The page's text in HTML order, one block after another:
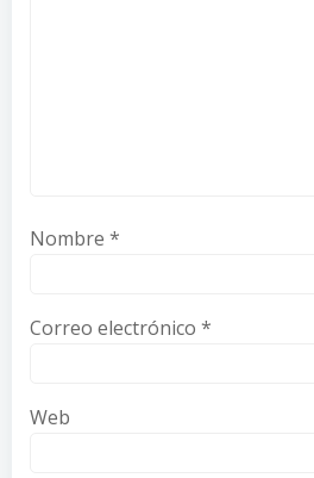
Nombre *
Correo electrónico *
Web